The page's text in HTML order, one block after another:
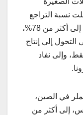
نسبة التراجع
في مبيعات السيارة الصغيرة سمارت إلى أكثر من 78%،
التحول إلى إنتاج
وإلى نفاد
في الصين،
إلى أكثر من